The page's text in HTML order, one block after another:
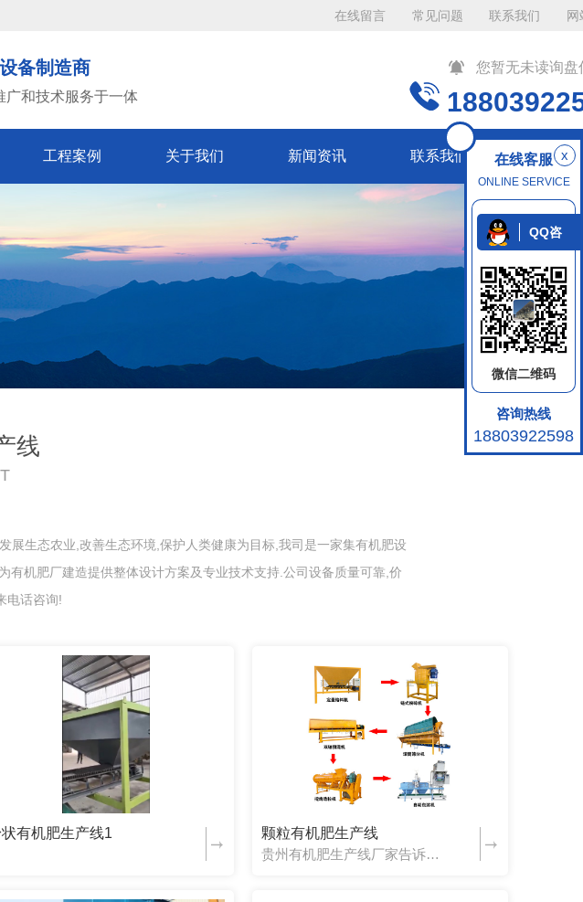
在线留言 常见问题 联系我们
备制造商
广和技术服务于一体
您暂无未读询盘
工程案例 关于我们 新闻资讯 联系我们
线
生态农业,改善生态环境,保护人类健康为目标,我司是一家集有机肥设
机肥厂建造提供整体设计方案及专业技术支持.公司设备质量可靠,价
电话咨询!
有机肥生产线1
颗粒有机肥生产线
贵州有机肥生产线厂家告诉你颗粒有机肥生产线详情：颗粒有机肥生产线适用原料（可根据当地情况选择合适原料）可根据当地情况选择合适原料1、粪便类：鸡粪、猪粪、牛粪、羊粪、马粪、兔粪、鹌鹑粪、鸽粪等动物粪便；...
x
在线客服
ONLINE SERVICE
QQ咨
询
微信二维码
咨询热线
18803922598